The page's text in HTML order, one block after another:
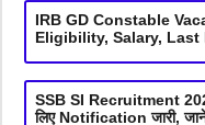
IRB GD Constable
Eligibility, Salary, Last
SSB SI Recruitment
लिए Notification जारी, जानें